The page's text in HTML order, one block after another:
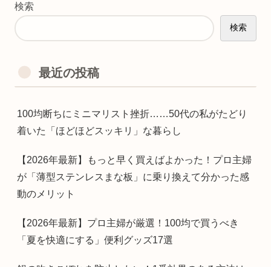
検索
検索
最近の投稿
100均断ちにミニマリスト挫折……50代の私がたどり
着いた「ほどほどスッキリ」な暮らし
【2026年最新】もっと早く買えばよかった！プロ主婦
が「薄型ステンレスまな板」に乗り換えて分かった感
動のメリット
【2026年最新】プロ主婦が厳選！100均で買うべき
「夏を快適にする」便利グッズ17選